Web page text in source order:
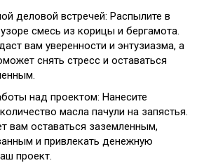
деловой встречей: Распылите в
смесь из корицы и бергамота.
вам уверенности и энтузиазма, а
снять стресс и оставаться
над проектом: Нанесите
масла пачули на запястья.
вам оставаться заземленным,
и привлекать денежную
проект.